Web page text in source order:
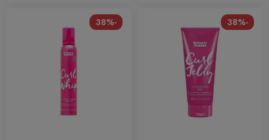
-38%
-38%